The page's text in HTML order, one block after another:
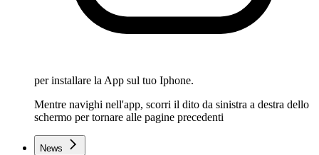
per installare la App sul tuo Iphone.
Mentre navighi nell'app, scorri il dito da sinistra a destra dello
schermo per tornare alle pagine precedenti
News